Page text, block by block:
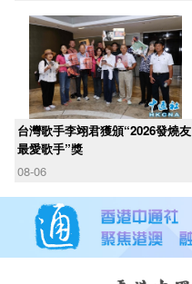
台灣歌手李翊君獲頒“2026發燒友
最愛歌手”獎
08-06